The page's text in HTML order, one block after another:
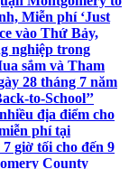
Miễn phí ‘Just
vào Thứ Bảy,
nghiệp trong
sắm và Tham
28 tháng 7 năm
to-School’’
địa điểm cho
phí tại
giờ tối cho đến 9
County